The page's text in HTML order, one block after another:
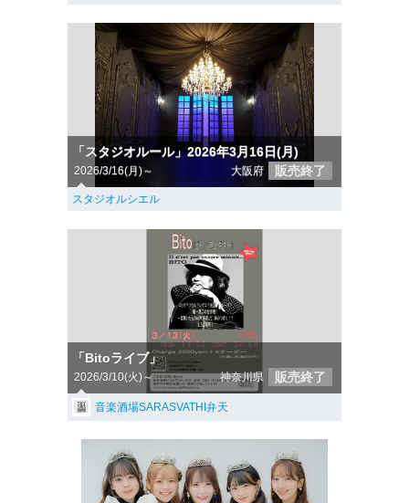
「スタジオルール」2026年3月16日(月)
2026/3/16(月)～ 大阪府 販売終了
スタジオルシエル
「Bitoライブ」
2026/3/10(火)～ 神奈川県 販売終了
音楽酒場SARASVATHI弁天